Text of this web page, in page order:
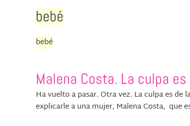
bebé
bebé
Malena Costa. La culpa
Ha vuelto a pasar. Otra vez. La culpa es de
explicarle a una mujer, Malena Costa, que